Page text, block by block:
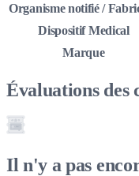
Organisme notifié /
Dispositif Medical
Marque
Évaluations des
Il n'y a pas